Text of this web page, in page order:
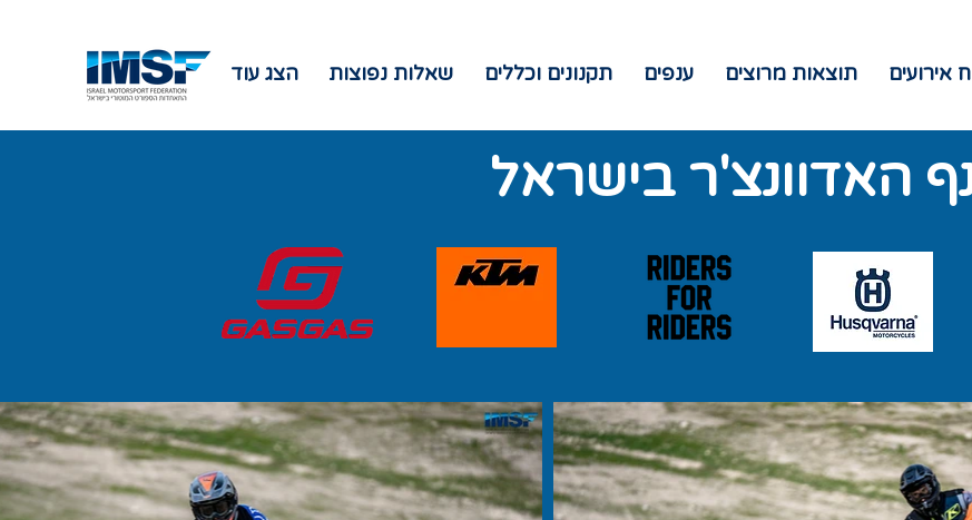
אירועים תוצאות מרוצים ענפים תקנונים וכללים שאלות נפוצות הצג עוד
האדוונצ'ר בישראל